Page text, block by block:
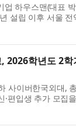
하우스맨(대표
설립 이후 서울
쌓아 온 업무 절
2026학년도 2
사이버한국외대,
·편입생 추가 모집
인으로 운영돼 일